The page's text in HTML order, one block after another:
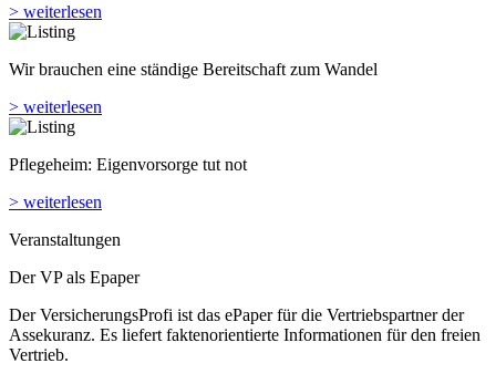
> weiterlesen
Wir brauchen eine ständige Bereitschaft zum Wandel
> weiterlesen
Pflegeheim: Eigenvorsorge tut not
> weiterlesen
Veranstaltungen
Der VP als Epaper
Der VersicherungsProfi ist das ePaper für die Vertriebspartner der
Assekuranz. Es liefert faktenorientierte Informationen für den freien
Vertrieb.